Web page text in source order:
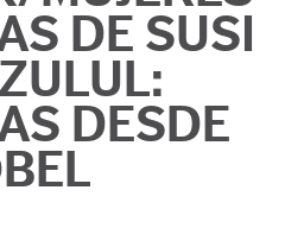
DE SUSI
DESDE